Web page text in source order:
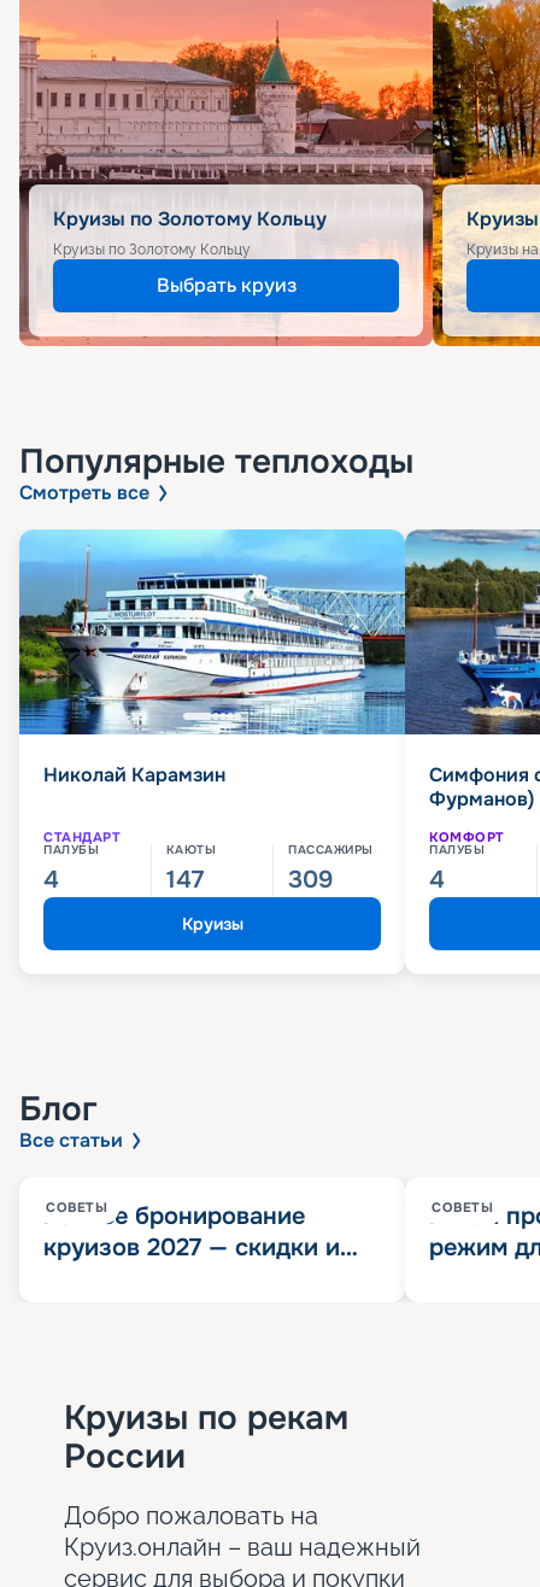
Круизы по Золотому Кольцу
Круизы по Золотому Кольцу
Выбрать круиз
Круизы
Популярные теплоходы
Смотреть все
Николай Карамзин
СТАНДАРТ
ПАЛУБЫ
4
КАЮТЫ
147
ПАССАЖИРЫ
309
Круизы
Симфония
Фурманов)
КОМФОРТ
ПАЛУБЫ
4
Блог
Все статьи
СОВЕТЫ
Раннее бронирование
круизов 2027 — скидки и
СОВЕТЫ
Китай
режим
Круизы по рекам
России
Добро пожаловать на
Круиз.онлайн – ваш надежный
сервис для выбора и покупки